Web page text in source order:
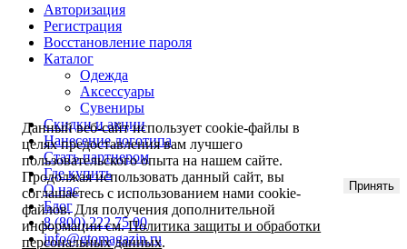
Авторизация
Регистрация
Восстановление пароля
Каталог
Одежда
Аксессуары
Сувениры
Скидки и акции
Нанесение логотипа
Стать партнером
Где купить
О нас
Блог
8 (800) 222 75 00
info@gtomagazin.ru
Данный веб-сайт использует cookie-файлы в
целях предоставления вам лучшего
пользовательского опыта на нашем сайте.
Продолжая использовать данный сайт, вы
соглашаетесь с использованием нами cookie-
файлов. Для получения дополнительной
информации см.Политика защиты и обработки
персональных данных.
Принять